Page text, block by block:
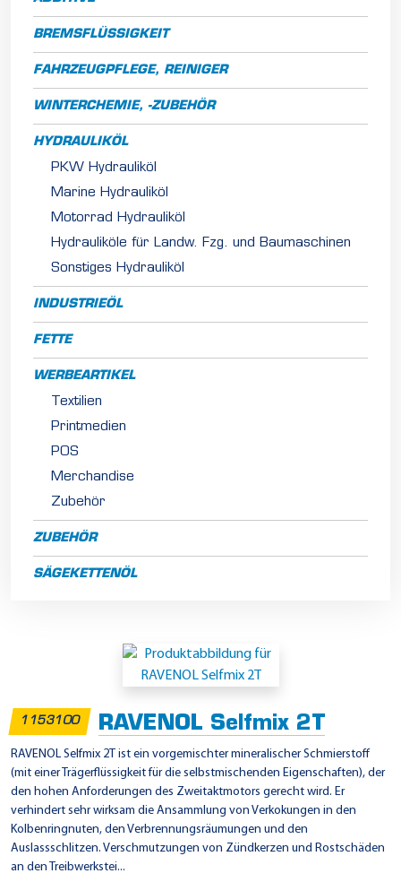
BREMSFLÜSSIGKEIT
FAHRZEUGPFLEGE, REINIGER
WINTERCHEMIE, -ZUBEHÖR
HYDRAULIKÖL
PKW Hydrauliköl
Marine Hydrauliköl
Motorrad Hydrauliköl
Hydrauliköle für Landw. Fzg. und Baumaschinen
Sonstiges Hydrauliköl
INDUSTRIEÖL
FETTE
WERBEARTIKEL
Textilien
Printmedien
POS
Merchandise
Zubehör
ZUBEHÖR
SÄGEKETTENÖL
T
a
k
t
M
o
t
1153100 RAVENOL Selfmix 2T
RAVENOL Selfmix 2T ist ein vorgemischter mineralischer Schmierstoff
(mit einer Trägerflüssigkeit für die selbstmischenden Eigenschaften), der
den hohen Anforderungen des Zweitaktmotors gerecht wird. Er
verhindert sehr wirksam die Ansammlung von Verkokungen in den
Kolbenringnuten, den Verbrennungsräumungen und den
Auslassschlitzen. Verschmutzungen von Zündkerzen und Rostschäden
an den Treibwerkstei...